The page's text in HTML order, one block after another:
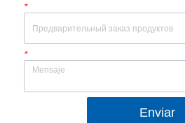
*
*
Enviar